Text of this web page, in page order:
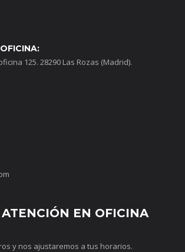
125. 28290 Las Rozas (Madrid).
EN OFICINA
y nos ajustaremos a tus horarios.